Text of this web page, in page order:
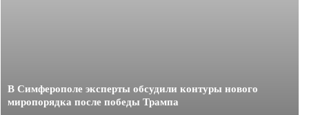
В Симферополе эксперты обсудили контуры нового
миропорядка после победы Трампа